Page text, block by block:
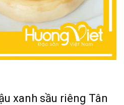
xanh sầu riêng Tân